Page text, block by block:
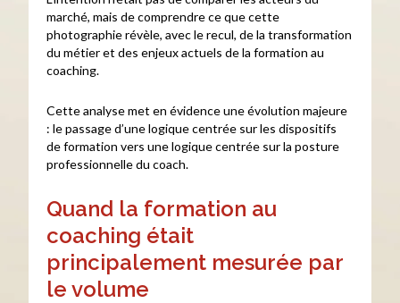
marché, mais de comprendre ce que cette
photographie révèle, avec le recul, de la transformation
du métier et des enjeux actuels de la formation au
coaching.
Cette analyse met en évidence une évolution majeure
: le passage d’une logique centrée sur les dispositifs
de formation vers une logique centrée sur la posture
professionnelle du coach.
Quand la formation au
coaching était
principalement mesurée par
le volume